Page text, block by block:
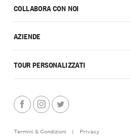
COLLABORA CON NOI
AZIENDE
TOUR PERSONALIZZATI
Termini & Condizioni |
Privacy